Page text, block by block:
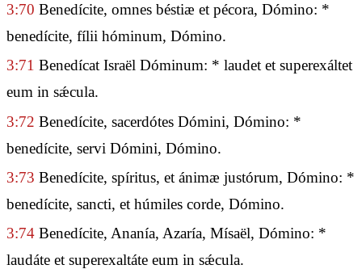
3:70 Benedícite, omnes béstiæ et pécora, Dómino: *
benedícite, fílii hóminum, Dómino.
3:71 Benedícat Israël Dóminum: * laudet et superexáltet
eum in sǽcula.
3:72 Benedícite, sacerdótes Dómini, Dómino: *
benedícite, servi Dómini, Dómino.
3:73 Benedícite, spíritus, et ánimæ justórum, Dómino: *
benedícite, sancti, et húmiles corde, Dómino.
3:74 Benedícite, Ananía, Azaría, Mísaël, Dómino: *
laudáte et superexaltáte eum in sǽcula.